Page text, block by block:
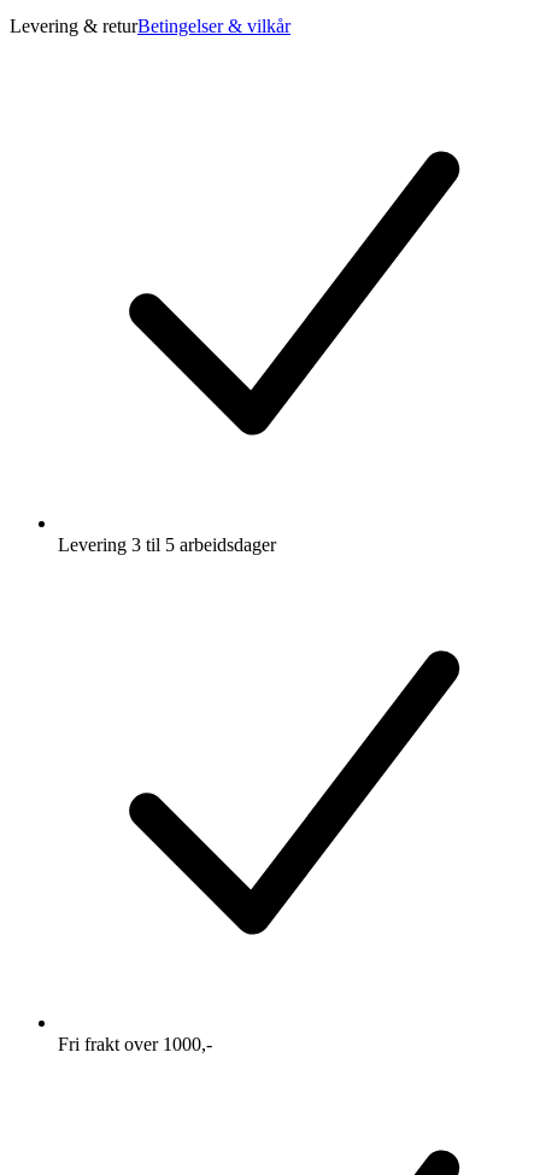
Levering & returBetingelser & vilkår
Levering 3 til 5 arbeidsdager
Fri frakt over 1000,-